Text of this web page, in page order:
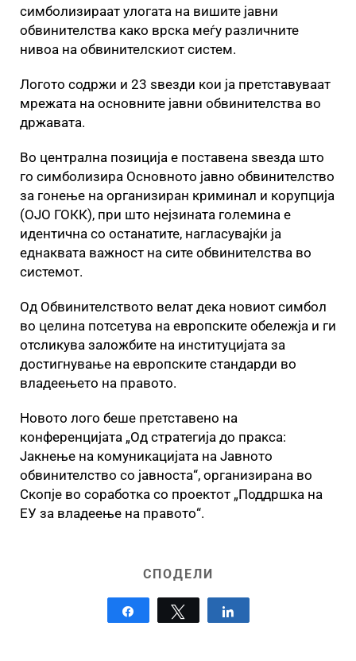
симболизираат улогата на вишите јавни
обвинителства како врска меѓу различните
нивоа на обвинителскиот систем.
Логото содржи и 23 ѕвезди кои ја претставуваат
мрежата на основните јавни обвинителства во
државата.
Во централна позиција е поставена ѕвезда што
го симболизира Основното јавно обвинителство
за гонење на организиран криминал и корупција
(ОЈО ГОКК), при што нејзината големина е
идентична со останатите, нагласувајќи ја
еднаквата важност на сите обвинителства во
системот.
Од Обвинителството велат дека новиот симбол
во целина потсетува на европските обележја и ги
отсликува заложбите на институцијата за
достигнување на европските стандарди во
владеењето на правото.
Новото лого беше претставено на
конференцијата „Од стратегија до пракса:
Јакнење на комуникацијата на Јавното
обвинителство со јавноста“, организирана во
Скопје во соработка со проектот „Поддршка на
ЕУ за владеење на правото“.
СПОДЕЛИ
Tweet